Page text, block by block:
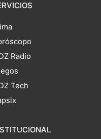
Radio
Tech